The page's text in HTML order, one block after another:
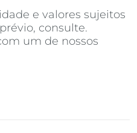
e valores sujeitos
consulte.
um de nossos